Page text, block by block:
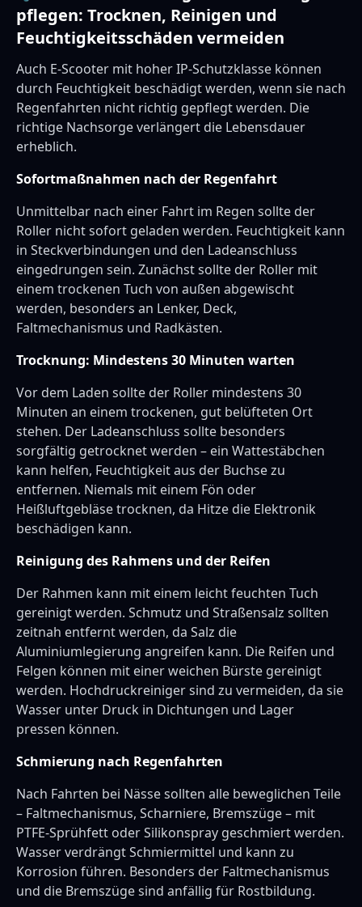
pflegen: Trocknen, Reinigen und
Feuchtigkeitsschäden vermeiden
Auch E-Scooter mit hoher IP-Schutzklasse können
durch Feuchtigkeit beschädigt werden, wenn sie nach
Regenfahrten nicht richtig gepflegt werden. Die
richtige Nachsorge verlängert die Lebensdauer
erheblich.
Sofortmaßnahmen nach der Regenfahrt
Unmittelbar nach einer Fahrt im Regen sollte der
Roller nicht sofort geladen werden. Feuchtigkeit kann
in Steckverbindungen und den Ladeanschluss
eingedrungen sein. Zunächst sollte der Roller mit
einem trockenen Tuch von außen abgewischt
werden, besonders an Lenker, Deck,
Faltmechanismus und Radkästen.
Trocknung: Mindestens 30 Minuten warten
Vor dem Laden sollte der Roller mindestens 30
Minuten an einem trockenen, gut belüfteten Ort
stehen. Der Ladeanschluss sollte besonders
sorgfältig getrocknet werden – ein Wattestäbchen
kann helfen, Feuchtigkeit aus der Buchse zu
entfernen. Niemals mit einem Fön oder
Heißluftgebläse trocknen, da Hitze die Elektronik
beschädigen kann.
Reinigung des Rahmens und der Reifen
Der Rahmen kann mit einem leicht feuchten Tuch
gereinigt werden. Schmutz und Straßensalz sollten
zeitnah entfernt werden, da Salz die
Aluminiumlegierung angreifen kann. Die Reifen und
Felgen können mit einer weichen Bürste gereinigt
werden. Hochdruckreiniger sind zu vermeiden, da sie
Wasser unter Druck in Dichtungen und Lager
pressen können.
Schmierung nach Regenfahrten
Nach Fahrten bei Nässe sollten alle beweglichen Teile
– Faltmechanismus, Scharniere, Bremszüge – mit
PTFE-Sprühfett oder Silikonspray geschmiert werden.
Wasser verdrängt Schmiermittel und kann zu
Korrosion führen. Besonders der Faltmechanismus
und die Bremszüge sind anfällig für Rostbildung.